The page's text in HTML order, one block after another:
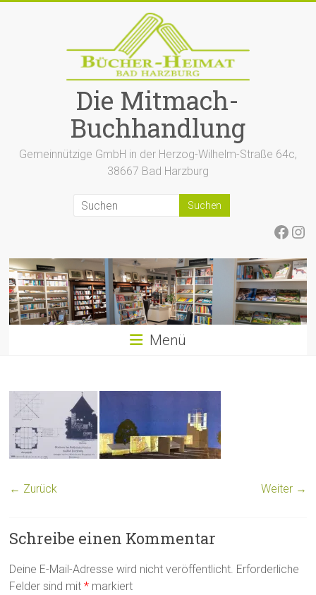
Die Mitmach-
Buchhandlung
Gemeinnützige GmbH in der Herzog-Wilhelm-Straße 64c,
38667 Bad Harzburg
Menü
← Zurück Weiter →
Schreibe einen Kommentar
Deine E-Mail-Adresse wird nicht veröffentlicht. Erforderliche
Felder sind mit* markiert